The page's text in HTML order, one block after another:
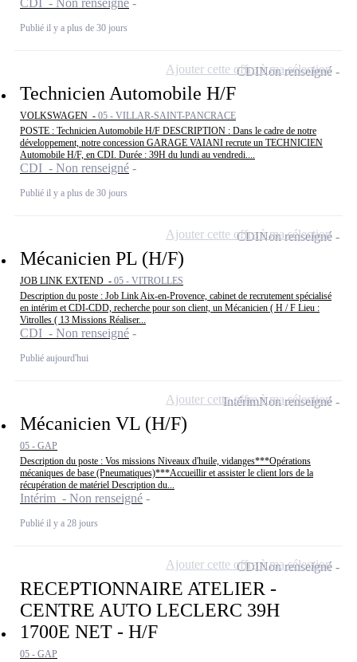
CDI - Non renseigné
Publié il y a plus de 30 jours
Technicien Automobile H/F
VOLKSWAGEN - 05 - VILLAR-SAINT-PANCRACE
POSTE : Technicien Automobile H/F DESCRIPTION : Dans le cadre de notre
développement, notre concession GARAGE VAIANI recrute un TECHNICIEN
Automobile H/F, en CDI. Durée : 39H du lundi au vendredi....
CDI - Non renseigné
Publié il y a plus de 30 jours
CDINon renseigné
Ajouter cette offre à ma sélection
Mécanicien PL (H/F)
JOB LINK EXTEND - 05 - VITROLLES
Description du poste : Job Link Aix-en-Provence, cabinet de recrutement spécialisé
en intérim et CDI-CDD, recherche pour son client, un Mécanicien ( H / F Lieu :
Vitrolles ( 13 Missions Réaliser...
CDI - Non renseigné
Publié aujourd'hui
CDINon renseigné
Ajouter cette offre à ma sélection
Mécanicien VL (H/F)
05 - GAP
Description du poste : Vos missions Niveaux d'huile, vidanges***Opérations
mécaniques de base (Pneumatiques)***Accueillir et assister le client lors de la
récupération de matériel Description du...
Intérim - Non renseigné
Publié il y a 28 jours
IntérimNon renseigné
Ajouter cette offre à ma sélection
RECEPTIONNAIRE ATELIER -
CENTRE AUTO LECLERC 39H
1700E NET - H/F
05 - GAP
CDINon renseigné
Ajouter cette offre à ma sélection